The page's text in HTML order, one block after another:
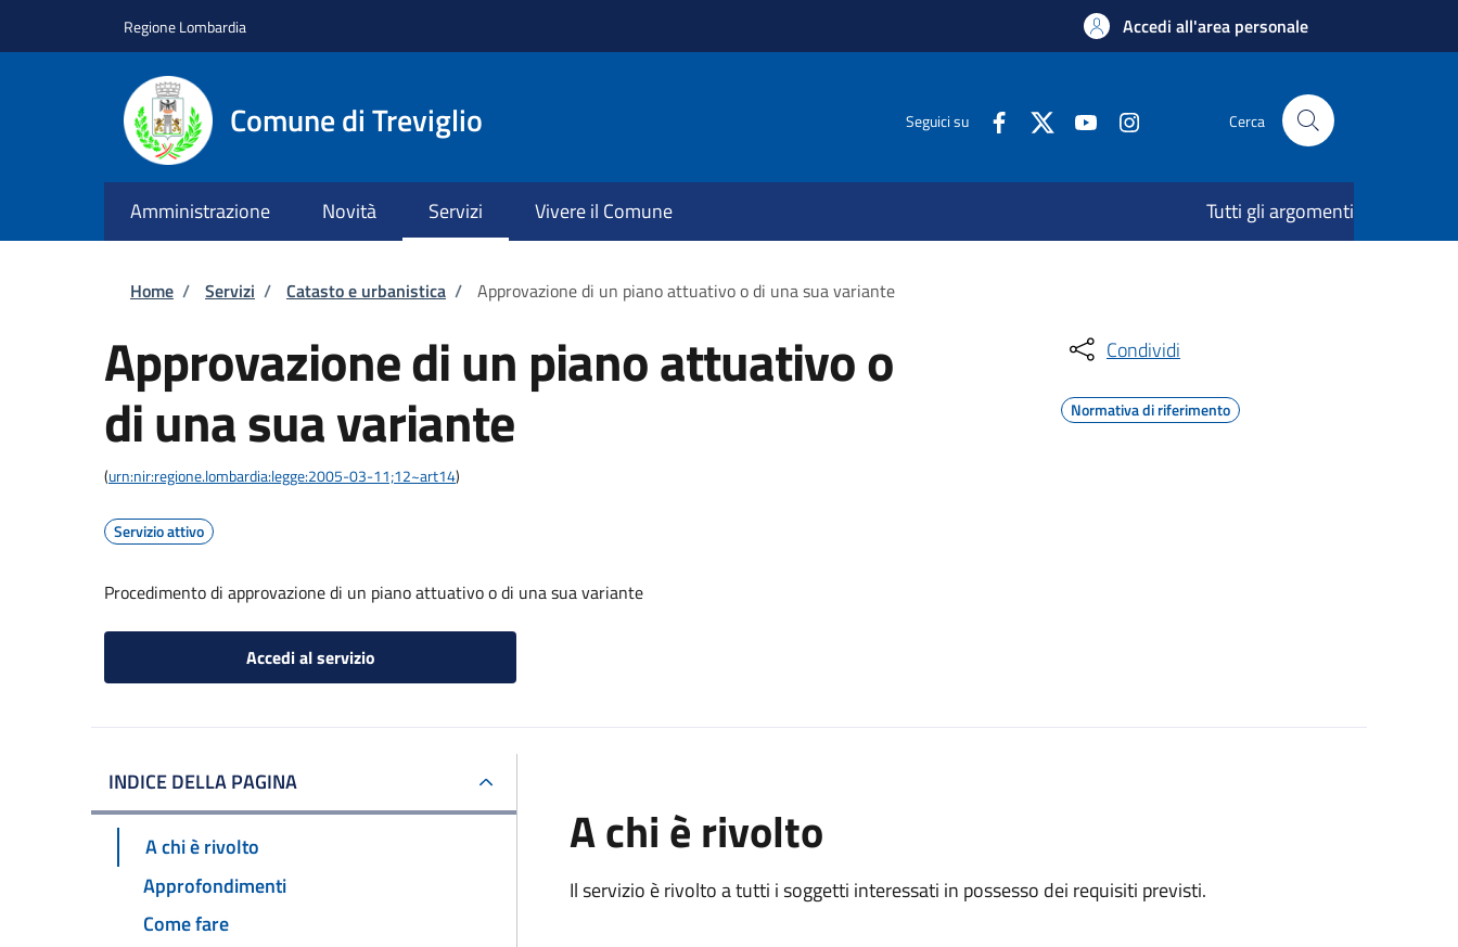
Regione Lombardia Accedi all'area personale
Comune di Treviglio Seguici su Cerca
Amministrazione Novità Servizi Vivere il Comune Tutti gli argomenti
Briciole di pane
Home / Servizi / Catasto e urbanistica / Approvazione di un piano attuativo o di una sua variante
Approvazione di un piano attuativo o
di una sua variante
(urn:nir:regione.lombardia:legge:2005-03-11;12~art14)
Servizio attivo
Procedimento di approvazione di un piano attuativo o di una sua variante
Accedi al servizio
Condividi
Normativa di riferimento
INDICE DELLA PAGINA
A chi è rivolto
Approfondimenti
Come fare
A chi è rivolto
Il servizio è rivolto a tutti i soggetti interessati in possesso dei requisiti previsti.